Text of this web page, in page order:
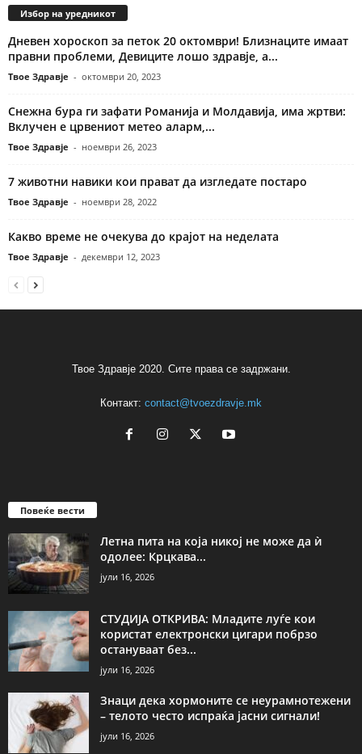
Избор на уредникот
Дневен хороскоп за петок 20 октомври! Близнаците имаат
правни проблеми, Девиците лошо здравје, а...
Твое Здравје - октомври 20, 2023
Снежна бура ги зафати Романија и Молдавија, има жртви:
Вклучен е црвениот метео аларм,...
Твое Здравје - ноември 26, 2023
7 животни навики кои прават да изгледате постаро
Твое Здравје - ноември 28, 2022
Какво време не очекува до крајот на неделата
Твое Здравје - декември 12, 2023
Твое Здравје 2020. Сите права се задржани.
Контакт: contact@tvoezdravje.mk
Повеќе вести
Летна пита на која никој не може да ѝ
одолее: Крцкава...
јули 16, 2026
СТУДИЈА ОТКРИВА: Младите луѓе кои
користат електронски цигари побрзо
остануваат без...
јули 16, 2026
Знаци дека хормоните се неурамнотежени
– телото често испраќа јасни сигнали!
јули 16, 2026